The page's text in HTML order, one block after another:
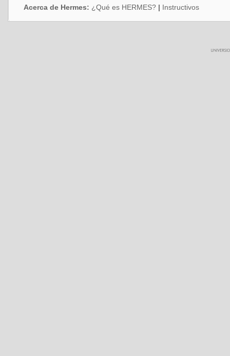
Acerca de Hermes: ¿Qué es HERMES? | Instructivos